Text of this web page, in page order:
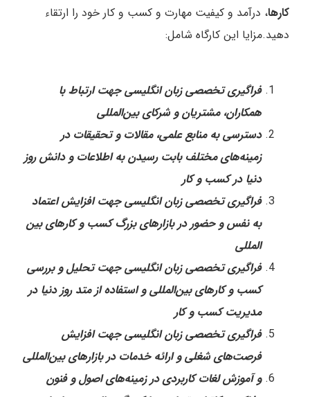
کارها، درآمد و کیفیت مهارت و کسب و کار خود را ارتقاء
دهید.مزایا این کارگاه شامل:
فراگیری تخصصی زبان انگلیسی جهت ارتباط با
همکاران، مشتریان و شرکای بین‌المللی
دسترسی به منابع علمی، مقالات و تحقیقات در
زمینه‌های مختلف بابت رسیدن به اطلاعات و دانش روز
دنیا در کسب و کار
فراگیری تخصصی زبان انگلیسی جهت افزایش اعتماد
به نفس و حضور در بازارهای بزرگ کسب و کارهای بین
المللی
فراگیری تخصصی زبان انگلیسی جهت تحلیل و بررسی
کسب و کارهای بین‌المللی و استفاده از متد روز دنیا در
مدیریت کسب و کار
فراگیری تخصصی زبان انگلیسی جهت افزایش
فرصت‌های شغلی و ارائه خدمات در بازارهای بین‌المللی
و آموزش لغات کاربردی در زمینه‌های اصول و فنون